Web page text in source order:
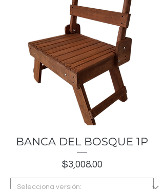
BANCA DEL BOSQUE 1P
Precio
$3,008.00